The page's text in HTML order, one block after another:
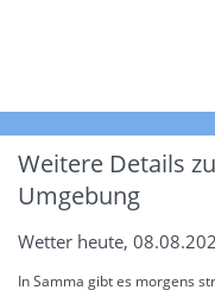
Weitere Details
Umgebung
Wetter heute,
In Samma gibt es morgens